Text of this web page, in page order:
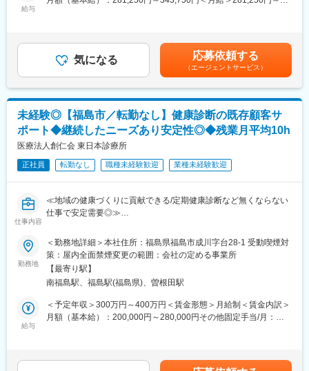
つつ、「安全」「技術力」「スピード」「品質」をキーワード
に、開発型企業として電子、自動車、健康産業など幅広い分野で
変更の範囲：会社の定める業務
◆医療事務スタッフのマネジメント
受託先医療機関で働くスタッフが安心して働ける環境を整え、現
・現場責任者（病院マネージャー、リーダー）のサポートと育成
・面談、部署ミーティング等による適切な人員配置の調整/実行
・労務管理、モチベーション管理、定着率向上施策の実施
◆収支・運営管理
・担当案件の売上・コスト管理
・IT・DX活用による人件費最適化や運用改善の検討・提案
・医療法規やコンプライアンスの遵守状況の確認・指導
◆現場オペレーションの統括
セプト）、電子カルテ管理等）
・トラブル・クレーム発生時のエスカレーション対応
・新規受託案件の立ち上げ支援、プロセス管理
本ポジションは、クライアント対応、病院スタッフのマネジメン
トなど、人とのコミュニケーションが多く発生する業務内容で
って取り組んでおります。ぜひその一員として、私たちと一緒に
給与
通じて上下する可能性があります。月給(月額)は固定手当を含めた
表記です。気になる 応募依頼する
（エージェントサービス）
未経験◎【福島市／転勤なし】健康診断の既存顧客サ
ポート◆継続したニーズあり安定性◎◆残業月平均10h
医療法人創仁会 東日本診療所
正社員 転勤なし 職種未経験歓迎 業種未経験歓迎
仕事内容
≪地域の健康づくりに貢献できる/定期健康診断など無くならない
仕事で安定需要◎≫
■業務内容：
〇取引先訪問
・顧客との打合せ
└当法人の健康診断を利用している企業や団体に対し、次回の健
康診断に関する打合せを行っていただきます。顧客によって検査
項目が異なるため、しっかりと要望をお伺いし、最適なプランの
提案を行います。例えば、製造業などの特殊な溶剤を使用してい
・健診結果配布
勤務地
＜勤務地詳細＞本社住所：福島県福島市成川字台28-1 受動喫煙対
策：屋内全面禁煙変更の範囲：会社の定める事業所
【最寄り駅】
南福島駅、福島駅(福島県)、曽根田駅
給与
＜予定年収＞300万円～400万円＜賃金形態＞月給制＜賃金内訳＞
月額（基本給）：200,000円～280,000円その他固定手当/月：
する可能性があります。月給(月額)は固定手当を含めた表記です。